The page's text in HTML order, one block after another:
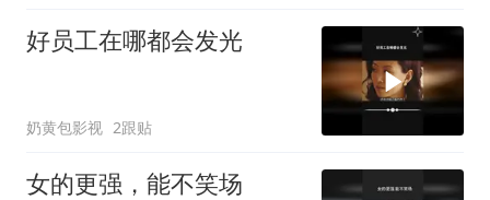
好员工在哪都会发光
奶黄包影视 2跟贴
女的更强，能不笑场